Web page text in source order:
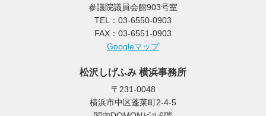
参議院議員会館903号室
TEL：03-6550-0903
FAX：03-6551-0903
Googleマップ
松沢しげふみ 横浜事務所
〒231-0048
横浜市中区蓬莱町2-4-5